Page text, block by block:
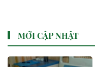
MỚI CẬP NHẬT